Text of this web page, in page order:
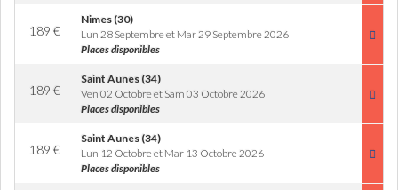
189 €
Nimes (30)
Lun 28 Septembre et Mar 29 Septembre 2026
Places disponibles
189 €
Saint Aunes (34)
Ven 02 Octobre et Sam 03 Octobre 2026
Places disponibles
189 €
Saint Aunes (34)
Lun 12 Octobre et Mar 13 Octobre 2026
Places disponibles